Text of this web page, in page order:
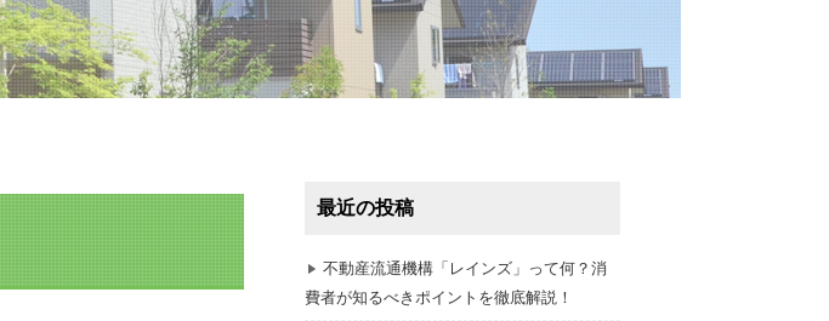
売却されたお客様の声 不動産売却に関するよくある質問
不動産売却成功のコツ 任意売却
不動産購入に関するよくある質問
最近の投稿
不動産流通機構「レインズ」って何？消
費者が知るべきポイントを徹底解説！